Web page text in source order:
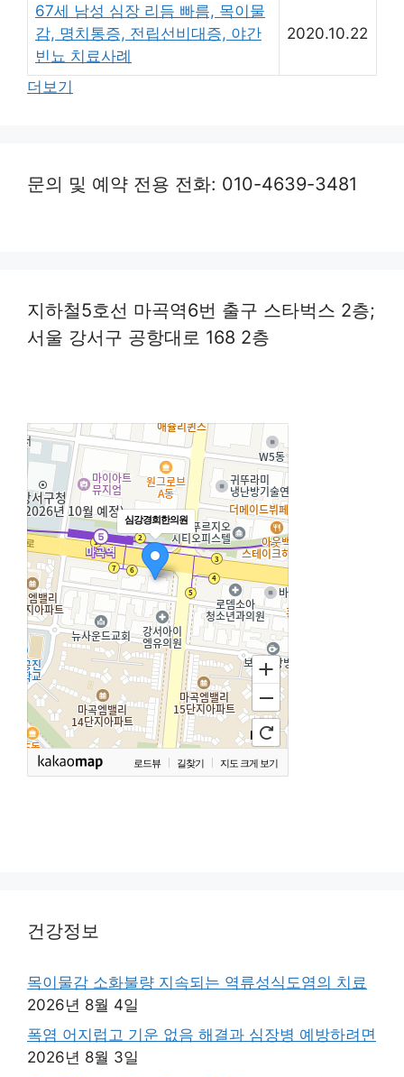
67세 남성 심장 리듬 빠름, 목이물
감, 명치통증, 전립선비대증, 야간
빈뇨 치료사례
2020.10.22
더보기
문의 및 예약 전용 전화: 010-4639-3481
지하철5호선 마곡역6번 출구 스타벅스 2층;
서울 강서구 공항대로 168 2층
심강경희한의원
로드뷰 길찾기 지도 크게 보기
건강정보
목이물감 소화불량 지속되는 역류성식도염의 치료
2026년 8월 4일
폭염 어지럽고 기운 없음 해결과 심장병 예방하려면
2026년 8월 3일